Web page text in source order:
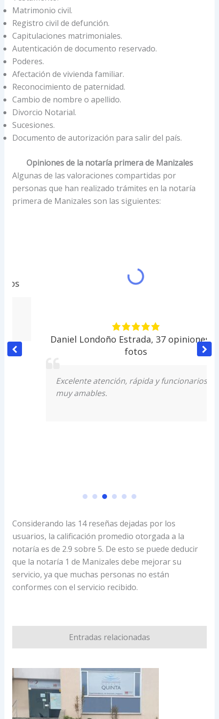
Matrimonio civil.
Registro civil de defunción.
Capitulaciones matrimoniales.
Autenticación de documento reservado.
Poderes.
Afectación de vivienda familiar.
Reconocimiento de paternidad.
Cambio de nombre o apellido.
Divorcio Notarial.
Sucesiones.
Documento de autorización para salir del país.
Opiniones de la notaría primera de Manizales
Algunas de las valoraciones compartidas por
personas que han realizado trámites en la notaría
primera de Manizales son las siguientes:
Daniel Londoño Estrada,37 opiniones · 6
fotos
Excelente atención, rápida y funcionarios
muy amables.
Considerando las 14 reseñas dejadas por los
usuarios, la calificación promedio otorgada a la
notaría es de 2.9 sobre 5. De esto se puede deducir
que la notaría 1 de Manizales debe mejorar su
servicio, ya que muchas personas no están
conformes con el servicio recibido.
Entradas relacionadas